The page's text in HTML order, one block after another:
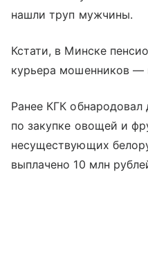
нашли труп мужчины.
Кстати, в Минске
курьера мошенников —
Ранее КГК
по закупке овощей и
несуществующих
выплачено 10 млн